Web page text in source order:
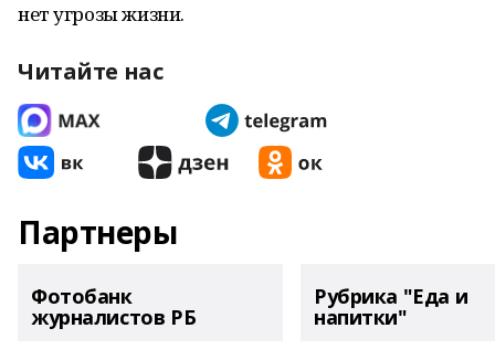
нет угрозы жизни.
Читайте нас
Партнеры
Фотобанк
журналистов РБ
Рубрика "Еда и
напитки"